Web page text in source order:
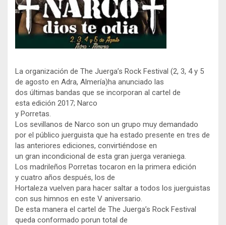
La organización de The Juerga’s Rock Festival (2, 3, 4 y 5
de agosto en Adra, Almería)ha anunciado las
dos últimas bandas que se incorporan al cartel de
esta edición 2017; Narco
y Porretas.
Los sevillanos de Narco son un grupo muy demandado
por el público juerguista que ha estado presente en tres de
las anteriores ediciones, convirtiéndose en
un gran incondicional de esta gran juerga veraniega.
Los madrileños Porretas tocaron en la primera edición
y cuatro años después, los de
Hortaleza vuelven para hacer saltar a todos los juerguistas
con sus himnos en este V aniversario.
De esta manera el cartel de The Juerga’s Rock Festival
queda conformado porun total de